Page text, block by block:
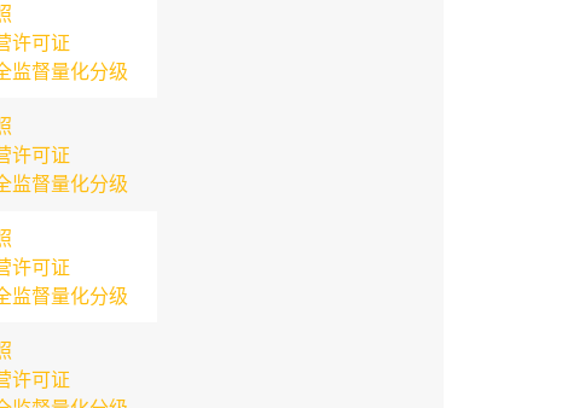
许可证
监督量化分级
许可证
监督量化分级
许可证
监督量化分级
许可证